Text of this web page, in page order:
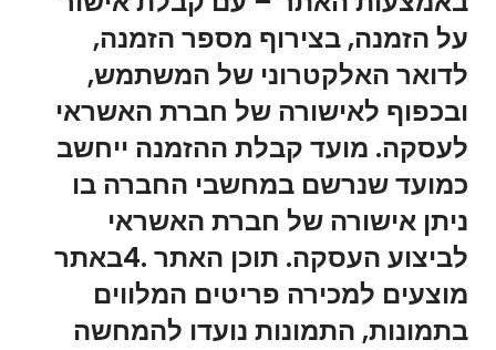
על הזמנה, בצירוף מספר הזמנה,
לדואר האלקטרוני של המשתמש,
ובכפוף לאישורה של חברת האשראי
לעסקה. מועד קבלת ההזמנה ייחשב
כמועד שנרשם במחשבי החברה בו
ניתן אישורה של חברת האשראי
לביצוע העסקה. תוכן האתר .4באתר
מוצעים למכירה פריטים המלווים
בתמונות, התמונות נועדו להמחשה